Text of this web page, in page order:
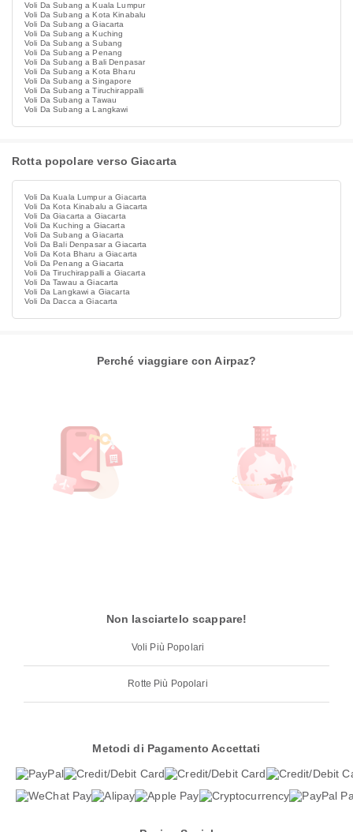
Voli Da Subang a Kuala Lumpur
Voli Da Subang a Kota Kinabalu
Voli Da Subang a Giacarta
Voli Da Subang a Kuching
Voli Da Subang a Subang
Voli Da Subang a Penang
Voli Da Subang a Bali Denpasar
Voli Da Subang a Kota Bharu
Voli Da Subang a Singapore
Voli Da Subang a Tiruchirappalli
Voli Da Subang a Tawau
Voli Da Subang a Langkawi
Rotta popolare verso Giacarta
Voli Da Kuala Lumpur a Giacarta
Voli Da Kota Kinabalu a Giacarta
Voli Da Giacarta a Giacarta
Voli Da Kuching a Giacarta
Voli Da Subang a Giacarta
Voli Da Bali Denpasar a Giacarta
Voli Da Kota Bharu a Giacarta
Voli Da Penang a Giacarta
Voli Da Tiruchirappalli a Giacarta
Voli Da Tawau a Giacarta
Voli Da Langkawi a Giacarta
Voli Da Dacca a Giacarta
Perché viaggiare con Airpaz?
Non lasciartelo scappare!
Voli Più Popolari
Rotte Più Popolari
Metodi di Pagamento Accettati